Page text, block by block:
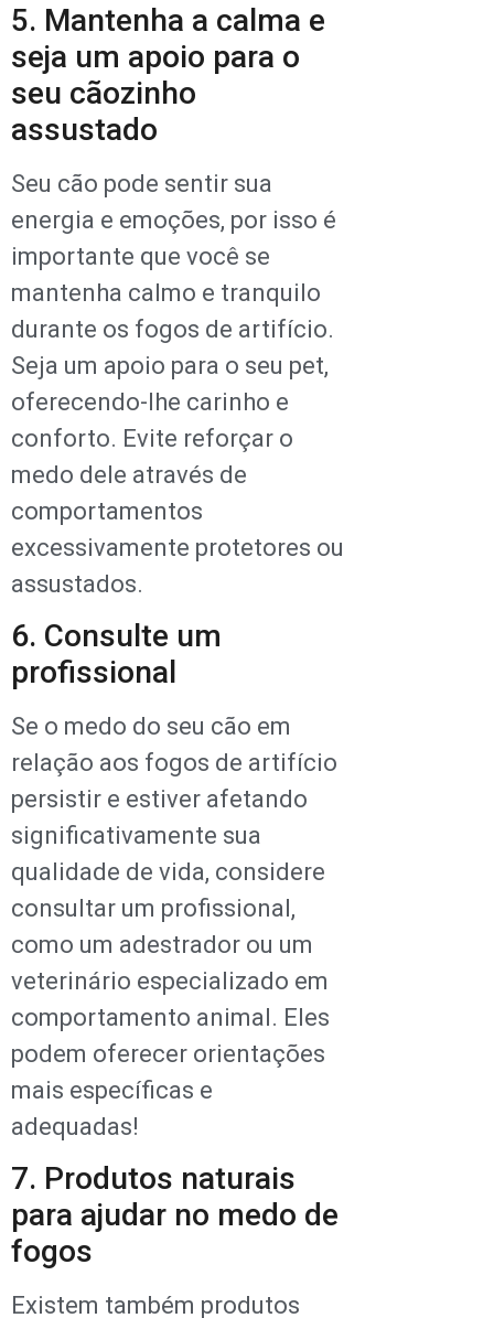
5. Mantenha a calma e
seja um apoio para o
seu cãozinho
assustado
Seu cão pode sentir sua
energia e emoções, por isso é
importante que você se
mantenha calmo e tranquilo
durante os fogos de artifício.
Seja um apoio para o seu pet,
oferecendo-lhe carinho e
conforto. Evite reforçar o
medo dele através de
comportamentos
excessivamente protetores ou
assustados.
6. Consulte um
profissional
Se o medo do seu cão em
relação aos fogos de artifício
persistir e estiver afetando
significativamente sua
qualidade de vida, considere
consultar um profissional,
como um adestrador ou um
veterinário especializado em
comportamento animal. Eles
podem oferecer orientações
mais específicas e
adequadas!
7. Produtos naturais
para ajudar no medo de
fogos
Existem também produtos